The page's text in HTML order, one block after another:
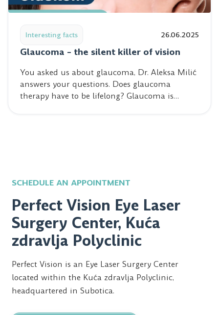
Interesting facts 26.06.2025
Glaucoma – the silent killer of vision
You asked us about glaucoma, Dr. Aleksa Milić
answers your questions. Does glaucoma
therapy have to be lifelong? Glaucoma is…
SCHEDULE AN APPOINTMENT
Perfect Vision Eye Laser
Surgery Center, Kuća
zdravlja Polyclinic
Perfect Vision is an Eye Laser Surgery Center
located within the Kuća zdravlja Polyclinic,
headquartered in Subotica.